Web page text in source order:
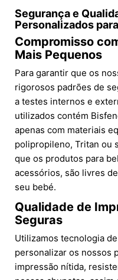
Segurança e
Personalizados
Compromisso
Mais Pequenos
Para garantir que os
rigorosos padrões de
a testes internos e
utilizados contém
apenas com materiais
polipropileno, Tritan ou
que os produtos para
acessórios, são livres
seu bebé.
Qualidade de
Seguras
Utilizamos tecnologia
personalizar os nossos
impressão nítida,